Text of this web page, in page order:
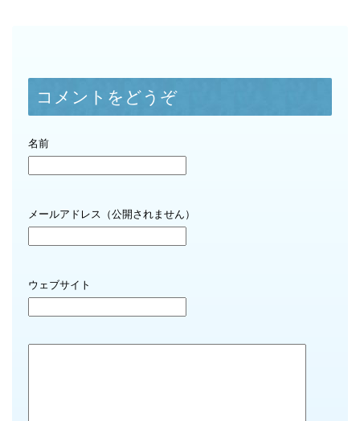
コメントをどうぞ
名前
メールアドレス（公開されません）
ウェブサイト